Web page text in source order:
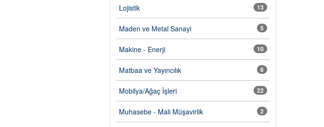
Lojistik 13
Maden ve Metal Sanayi 5
Makine - Enerji 10
Matbaa ve Yayıncılık 6
Mobilya/Ağaç İşleri 22
Muhasebe - Mali Müşavirlik 2